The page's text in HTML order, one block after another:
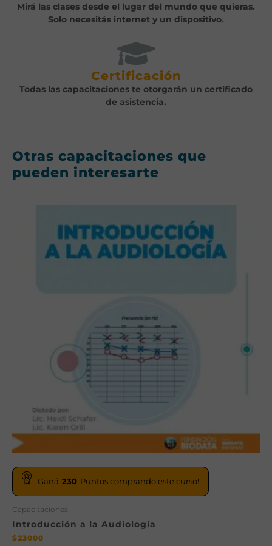
Mirá las clases desde el lugar del mundo que quieras.
Solo necesitás internet y un dispositivo.
Certificación
Todas las capacitaciones te otorgarán un certificado
de asistencia.
Otras capacitaciones que
pueden interesarte
Ganá 230 Puntos comprando este curso!
Capacitaciones
Introducción a la Audiología
$23000